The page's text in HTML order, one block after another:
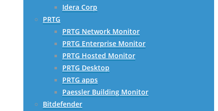
Idera Corp
PRTG
PRTG Network Monitor
PRTG Enterprise Monitor
PRTG Hosted Monitor
PRTG Desktop
PRTG apps
Paessler Building Monitor
Bitdefender